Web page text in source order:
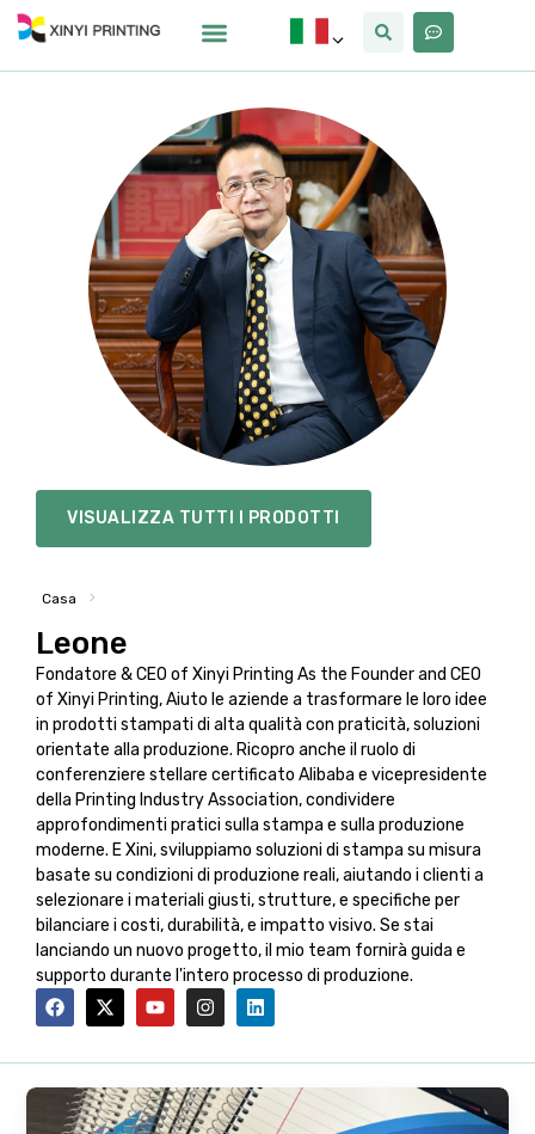
VISUALIZZA TUTTI I PRODOTTI
Casa >
Leone
Fondatore &CEO of Xinyi Printing As the Founder and CEO
of Xinyi Printing, Aiuto le aziende a trasformare le loro idee
in prodotti stampati di alta qualità con praticità, soluzioni
orientate alla produzione. Ricopro anche il ruolo di
conferenziere stellare certificato Alibaba e vicepresidente
della Printing Industry Association, condividere
approfondimenti pratici sulla stampa e sulla produzione
moderne. E Xini, sviluppiamo soluzioni di stampa su misura
basate su condizioni di produzione reali, aiutando i clienti a
selezionare i materiali giusti, strutture, e specifiche per
bilanciare i costi, durabilità, e impatto visivo. Se stai
lanciando un nuovo progetto, il mio team fornirà guida e
supporto durante l'intero processo di produzione.